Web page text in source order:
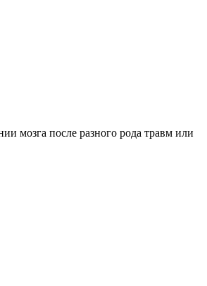
мозга после разного рода травм или